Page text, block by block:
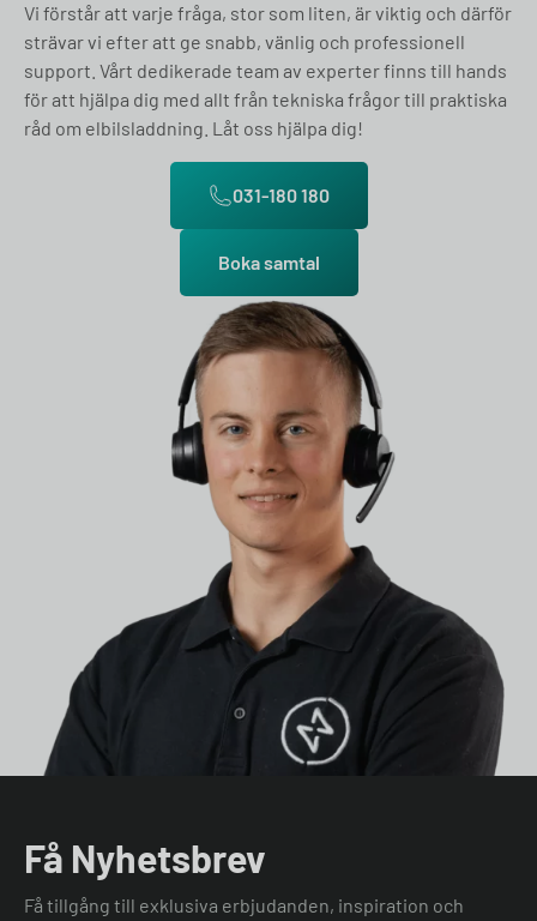
Vi förstår att varje fråga, stor som liten, är viktig och därför
strävar vi efter att ge snabb, vänlig och professionell
support. Vårt dedikerade team av experter finns till hands
för att hjälpa dig med allt från tekniska frågor till praktiska
råd om elbilsladdning. Låt oss hjälpa dig!
031-180 180
Boka samtal
Få Nyhetsbrev
Få tillgång till exklusiva erbjudanden, inspiration och